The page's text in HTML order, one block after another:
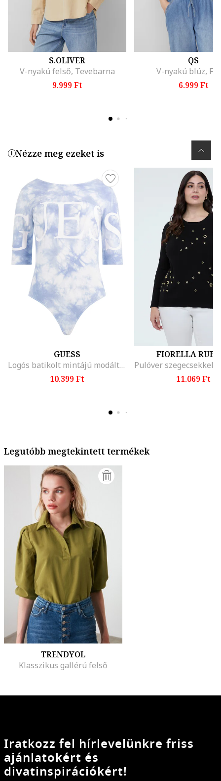
S.OLIVER
V-nyakú felső, Tevebarna
9.999 Ft
QS
V-nyakú blúz,
6.999 Ft
Nézze meg ezeket is
GUESS
Logós batikolt mintájú modáltartalmú body
10.399 Ft
FIORELLA
11.069 Ft
Legutóbb megtekintett termékek
TRENDYOL
Klasszikus gallérú felső
Iratkozz fel hírlevelünkre friss
ajánlatokért és
divatinspirációkért!